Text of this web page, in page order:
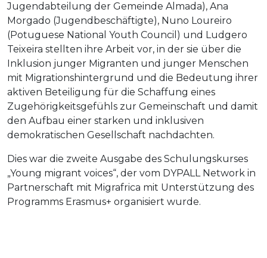
Jugendabteilung der Gemeinde Almada), Ana
Morgado (Jugendbeschäftigte), Nuno Loureiro
(Potuguese National Youth Council) und Ludgero
Teixeira stellten ihre Arbeit vor, in der sie über die
Inklusion junger Migranten und junger Menschen
mit Migrationshintergrund und die Bedeutung ihrer
aktiven Beteiligung für die Schaffung eines
Zugehörigkeitsgefühls zur Gemeinschaft und damit
den Aufbau einer starken und inklusiven
demokratischen Gesellschaft nachdachten.
Dies war die zweite Ausgabe des Schulungskurses
„Young migrant voices“, der vom DYPALL Network in
Partnerschaft mit Migrafrica mit Unterstützung des
Programms Erasmus+ organisiert wurde.